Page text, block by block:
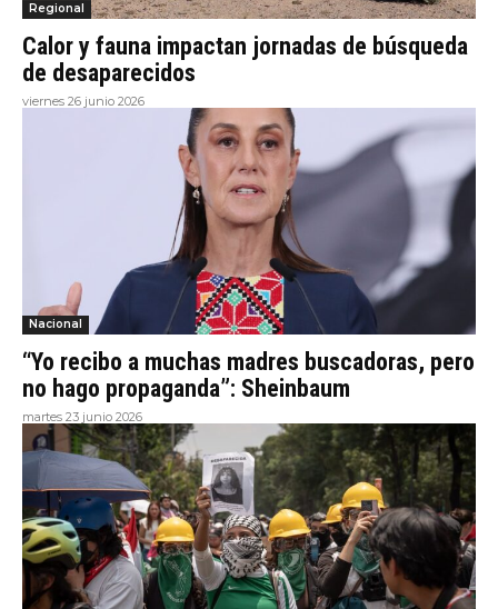
Regional
Calor y fauna impactan jornadas de búsqueda
de desaparecidos
viernes 26 junio 2026
Nacional
“Yo recibo a muchas madres buscadoras, pero
no hago propaganda”: Sheinbaum
martes 23 junio 2026